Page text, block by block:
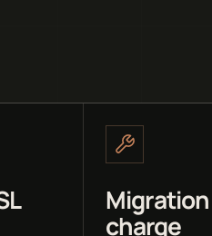
charge